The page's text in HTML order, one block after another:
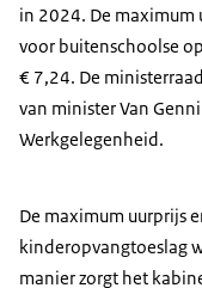
in 2024. De
voor buitenschoolse
€ 7,24. De
van minister Van
Werkgelegenheid.
De maximum uurprijs
kinderopvangtoeslag
manier zorgt het